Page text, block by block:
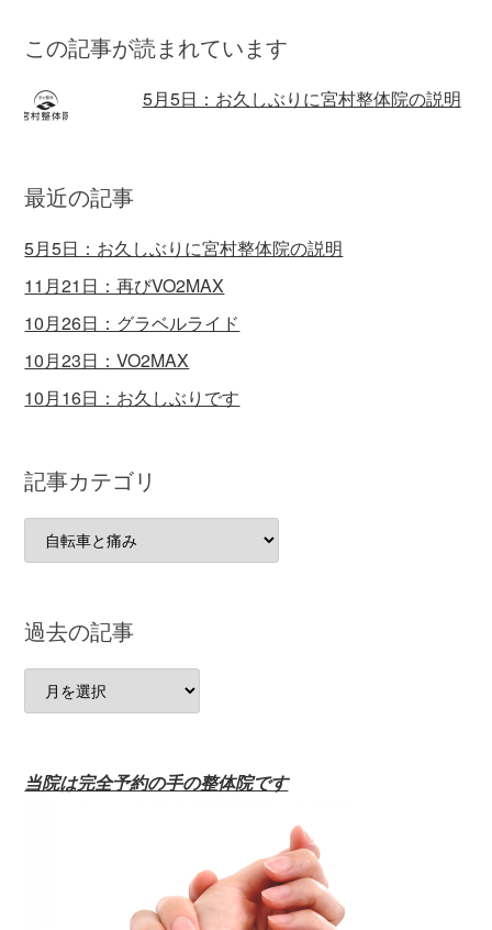
この記事が読まれています
5月5日：お久しぶりに宮村整体院の説明
最近の記事
5月5日：お久しぶりに宮村整体院の説明
11月21日：再びVO2MAX
10月26日：グラベルライド
10月23日：VO2MAX
10月16日：お久しぶりです
記事カテゴリ
事
ゴ
リ
過去の記事
去
事
当院は完全予約の手の整体院です